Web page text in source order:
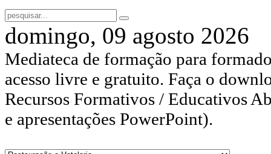
domingo, 09 agosto 2026
Mediateca de formação para
acesso livre e gratuito. Faça o
Recursos Formativos / Educativos
e apresentações PowerPoint).